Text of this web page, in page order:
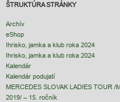
ŠTRUKTÚRA STRÁNKY
Archív
eShop
Ihrisko, jamka a klub roka 2024
Ihrisko, jamka a klub roka 2024
Kalendár
Kalendár podujatí
MERCEDES SLOVAK LADIES TOUR /
2019/ – 15. ročník